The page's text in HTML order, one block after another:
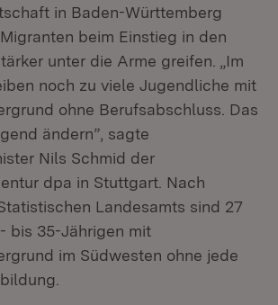
in Baden-Württemberg
beim Einstieg in den
unter die Arme greifen. „Im
noch zu viele Jugendliche mit
ohne Berufsabschluss. Das
ändern”, sagte
Nils Schmid der
dpa in Stuttgart. Nach
Landesamts sind 27
bis 35-Jährigen mit
im Südwesten ohne jede